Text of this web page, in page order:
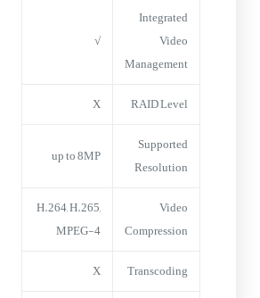
Integrated
Video
Management
√
RAID Level
X
Supported
Resolution
up to 8MP
Video
Compression
H.264, H.265,
MPEG-4
Transcoding
X